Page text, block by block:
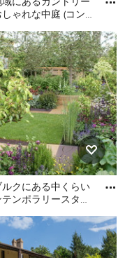
ゃれな中庭 (コン
域にあるカントリー
しゃれな中庭 (コンク
敷き 、階段) の写真
クにある中くらい
ンポラリースタイ
ルクにある中くらい
テンポラリースタイ
しゃれな庭 (階段) の